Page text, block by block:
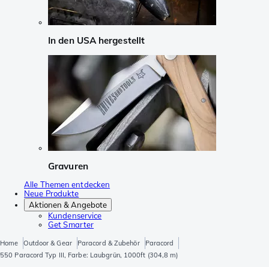
In den USA hergestellt
Gravuren
Alle Themen entdecken
Neue Produkte
Aktionen & Angebote
Kundenservice
Get Smarter
Home Outdoor & Gear Paracord & Zubehör
Paracord
550 Paracord Typ III, Farbe: Laubgrün, 1000ft (304,8 m)